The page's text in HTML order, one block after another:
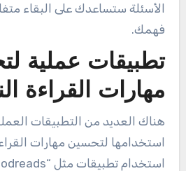
الأسئلة ستساعدك على البقاء
فهمك.
تطبيقات عملية
مهارات القراءة
هناك العديد من التطبيقات
استخدامها لتحسين مهارات